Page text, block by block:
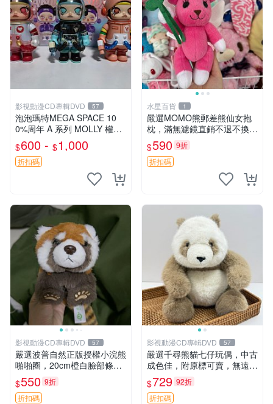
影視動漫CD專輯DVD 57
泡泡瑪特MEGA SPACE 10
0%周年 A 系列 MOLLY 權威
隱藏款 嚴選薄荷巧克力色 80
年代風味 權威推薦 合適收藏
$600 - $1,000
折扣碼
水星百貨 1
嚴選MOMO熊郵差熊仙女抱
枕，滿無濾鏡直銷不退不換
經典造型可愛必備 紅薯啵啵
間抱枕 抱枕 時尚
$590 9折
折扣碼
影視動漫CD專輯DVD 57
嚴選波普自然正版授權小浣熊
啪啪圈，20cm橙白臉部條紋
清晰，毛絨超萌贈品推薦。
小浣熊 波普 圈環
$550 9折
折扣碼
影視動漫CD專輯DVD 57
嚴選千尋熊貓七仔玩偶，中古
成色佳，附原標可賣，無遠方
一手送第二天即達 中古玩偶
熊貓七仔 千尋
$729 92折
折扣碼